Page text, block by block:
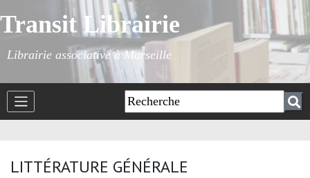
Transit Librairie
Librairie associative à Marseille
LITTÉRATURE GÉNÉRALE